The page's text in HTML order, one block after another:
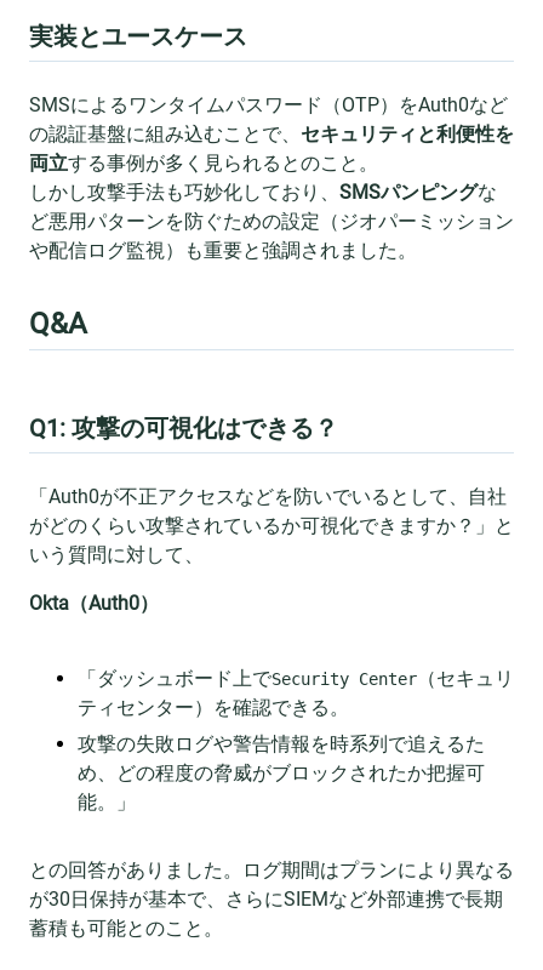
実装とユースケース
SMSによるワンタイムパスワード（OTP）をAuth0など
の認証基盤に組み込むことで、 セキュリティと利便性を
両立する事例が多く見られるとのこと。
しかし攻撃手法も巧妙化しており、 SMSパンピングな
ど悪用パターンを防ぐための設定（ジオパーミッション
や配信ログ監視）も重要と強調されました。
Q&A
Q1: 攻撃の可視化はできる？
「Auth0が不正アクセスなどを防いでいるとして、自社
がどのくらい攻撃されているか可視化できますか？」と
いう質問に対して、
Okta（Auth0）
「ダッシュボード上でSecurity Center （セキュリ
ティセンター）を確認できる。
攻撃の失敗ログや警告情報を時系列で追えるた
め、どの程度の脅威がブロックされたか把握可
能。」
との回答がありました。ログ期間はプランにより異なる
が30日保持が基本で、さらにSIEMなど外部連携で長期
蓄積も可能とのこと。